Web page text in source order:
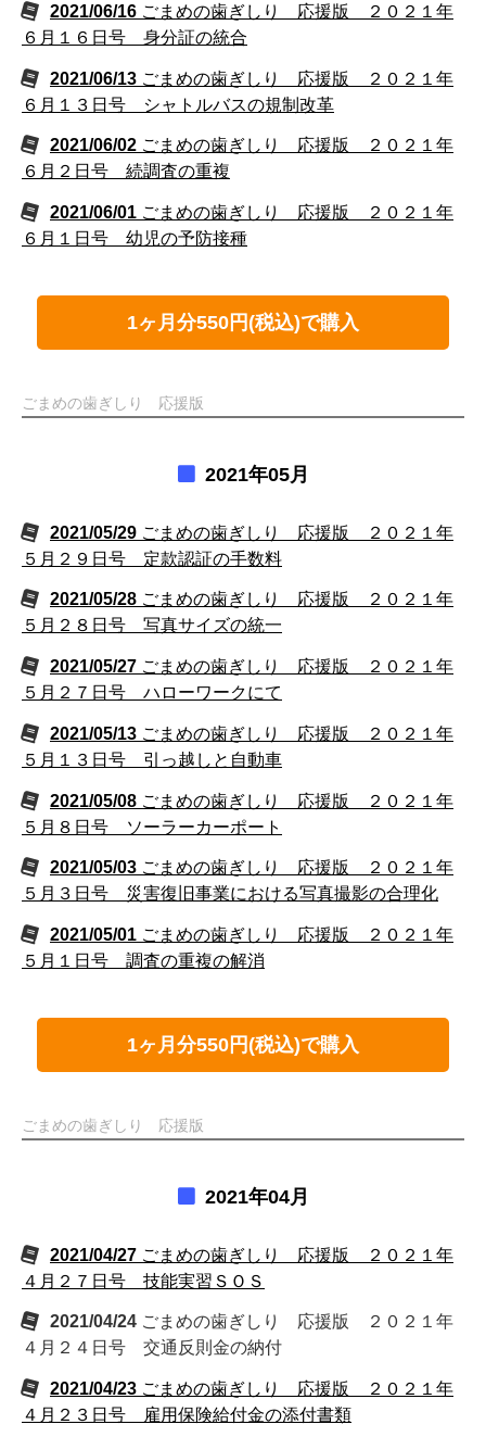
2021/06/16 ごまめの歯ぎしり 応援版 ２０２１年
６月１６日号 身分証の統合
2021/06/13 ごまめの歯ぎしり 応援版 ２０２１年
６月１３日号 シャトルバスの規制改革
2021/06/02 ごまめの歯ぎしり 応援版 ２０２１年
６月２日号 続調査の重複
2021/06/01 ごまめの歯ぎしり 応援版 ２０２１年
６月１日号 幼児の予防接種
1ヶ月分550円(税込)で購入
ごまめの歯ぎしり 応援版
2021年05月
2021/05/29 ごまめの歯ぎしり 応援版 ２０２１年
５月２９日号 定款認証の手数料
2021/05/28 ごまめの歯ぎしり 応援版 ２０２１年
５月２８日号 写真サイズの統一
2021/05/27 ごまめの歯ぎしり 応援版 ２０２１年
５月２７日号 ハローワークにて
2021/05/13 ごまめの歯ぎしり 応援版 ２０２１年
５月１３日号 引っ越しと自動車
2021/05/08 ごまめの歯ぎしり 応援版 ２０２１年
５月８日号 ソーラーカーポート
2021/05/03 ごまめの歯ぎしり 応援版 ２０２１年
５月３日号 災害復旧事業における写真撮影の合理化
2021/05/01 ごまめの歯ぎしり 応援版 ２０２１年
５月１日号 調査の重複の解消
1ヶ月分550円(税込)で購入
ごまめの歯ぎしり 応援版
2021年04月
2021/04/27 ごまめの歯ぎしり 応援版 ２０２１年
４月２７日号 技能実習ＳＯＳ
2021/04/24 ごまめの歯ぎしり 応援版 ２０２１年
４月２４日号 交通反則金の納付
2021/04/23 ごまめの歯ぎしり 応援版 ２０２１年
４月２３日号 雇用保険給付金の添付書類